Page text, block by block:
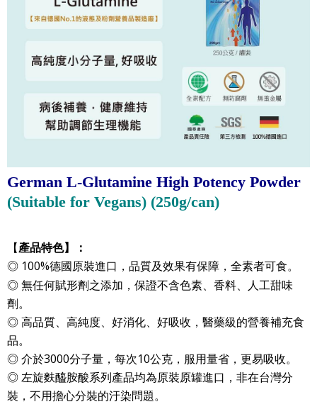
German L-Glutamine High Potency Powder
(Suitable for Vegans) (250g/can)
【產品特色】：
◎ 100%德國原裝進口，品質及效果有保障 ， 全素者可食。
◎ 無任何賦形劑之添加，保證不含色素、香料、人工甜味
劑。
◎ 高品質、高純度、好消化、好吸收，醫藥級的營養補充食
品。
◎ 介於3000分子量，每次10公克，服用量省，更易吸收。
◎ 左旋麩醯胺酸系列產品均為原裝原罐進口，非在台灣分
裝，不用擔心分裝的汙染問題。